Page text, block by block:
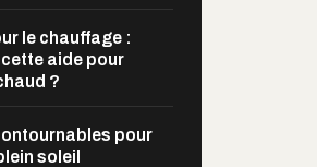
le chauffage :
aide pour
?
pour
soleil